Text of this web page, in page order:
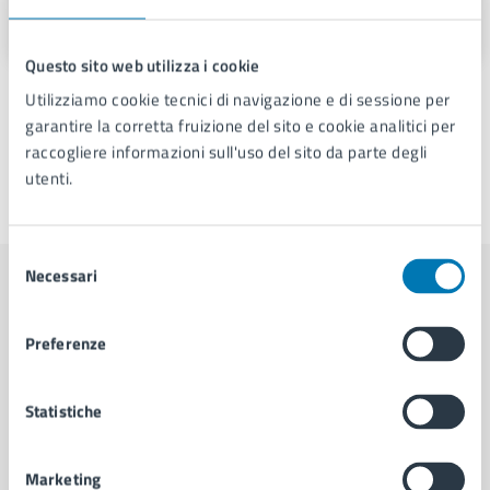
Questo sito web utilizza i cookie
Utilizziamo cookie tecnici di navigazione e di sessione per
garantire la corretta fruizione del sito e cookie analitici per
raccogliere informazioni sull'uso del sito da parte degli
utenti.
delNecessari
Preferenze
Statistiche
Marketing
Piazza Cavour 42, 80137
Sottoservizi